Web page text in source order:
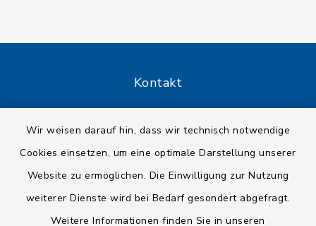
Wir weisen darauf hin, dass wir technisch notwendige
Cookies einsetzen, um eine optimale Darstellung unserer
Website zu ermöglichen. Die Einwilligung zur Nutzung
weiterer Dienste wird bei Bedarf gesondert abgefragt.
Weitere Informationen finden Sie in unseren
Kontakt
Datenschutz
Impressum